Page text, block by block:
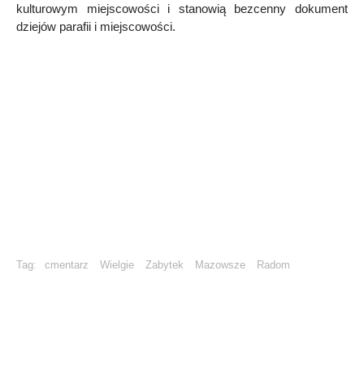
kulturowym miejscowości i stanowią bezcenny dokument
dziejów parafii i miejscowości.
Tag: cmentarz Wielgie Zabytek Mazowsze Radom